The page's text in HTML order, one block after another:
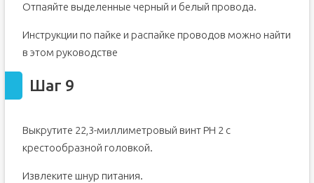
Отпаяйте выделенные черный и белый провода.
Инструкции по пайке и распайке проводов можно найти
в этом руководстве
Шаг 9
Выкрутите 22,3-миллиметровый винт PH 2 с
крестообразной головкой.
Извлеките шнур питания.